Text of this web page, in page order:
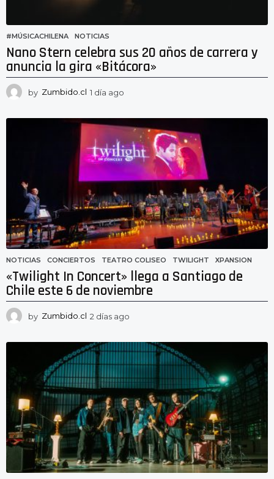
#MÚSICACHILENA ,NOTICIAS
Nano Stern celebra sus 20 años de carrera y
anuncia la gira «Bitácora»
by Zumbido.cl 1 día ago
a
g
o
NOTICIAS CONCIERTOS ,TEATRO COLISEO ,TWILIGHT ,XPANSION
«Twilight In Concert» llega a Santiago de
Chile este 6 de noviembre
by Zumbido.cl 2 días ago
a
s
g
o